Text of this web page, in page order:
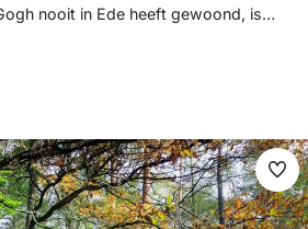
nooit in Ede heeft gewoond, is…